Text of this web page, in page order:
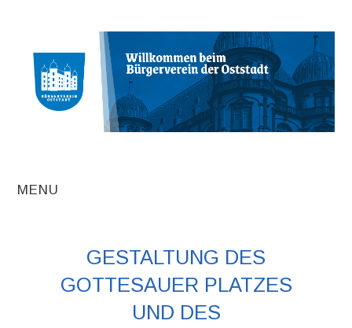
MENU
BEITRÄGE
GESTALTUNG DES
GOTTESAUER PLATZES
UND DES